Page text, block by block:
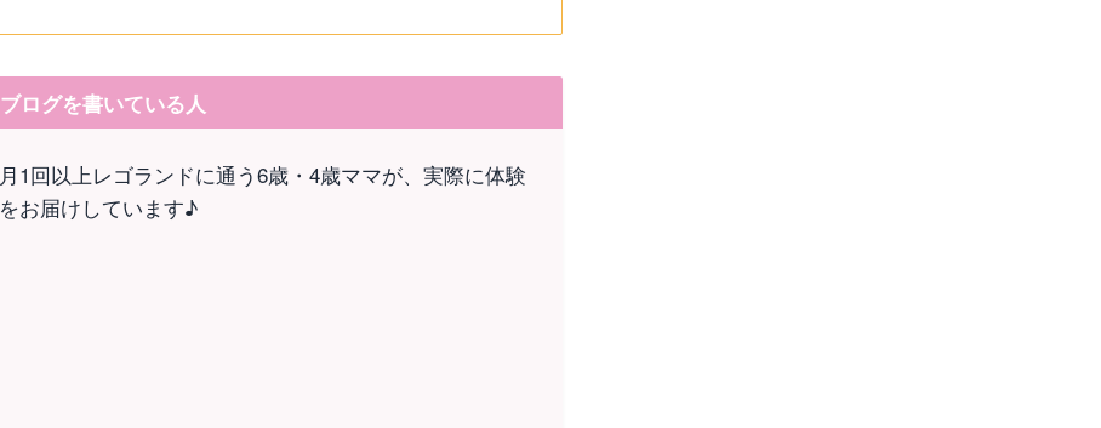
ログを書いている人
1回以上レゴランドに通う6歳・4歳ママが、実際に体験
お届けしています♪